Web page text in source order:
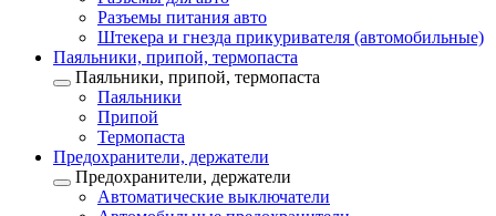
Разъемы питания авто
Штекера и гнезда прикуривателя (автомобильные)
Паяльники, припой, термопаста
Паяльники, припой, термопаста
Паяльники
Припой
Термопаста
Предохранители, держатели
Предохранители, держатели
Автоматические выключатели